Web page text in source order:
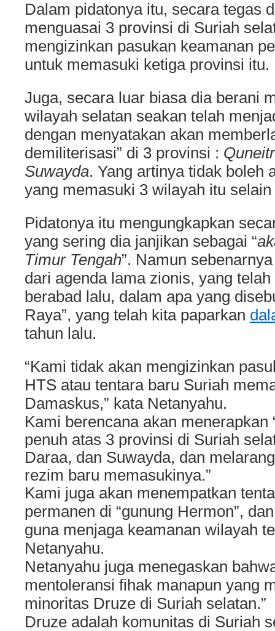
Dalam pidatonya itu, secara tegas
menguasai 3 provinsi di Suriah
mengizinkan pasukan keamanan
untuk memasuki ketiga provinsi itu.
Juga, secara luar biasa dia berani
wilayah selatan seakan telah
dengan menyatakan akan
demiliterisasi” di 3 provinsi :
Suwayda. Yang artinya tidak boleh
yang memasuki 3 wilayah itu
Pidatonya itu mengungkapkan
yang sering dia janjikan sebagai “
Timur Tengah”. Namun
dari agenda lama zionis, yang
berabad lalu, dalam apa yang
Raya”, yang telah kita paparkan
tahun lalu.
“Kami tidak akan mengizinkan
HTS atau tentara baru Suriah
Damaskus,” kata Netanyahu.
Kami berencana akan menerapkan
penuh atas 3 provinsi di Suriah
Daraa, dan Suwayda, dan
rezim baru memasukinya.”
Kami juga akan menempatkan
permanen di “gunung Hermon”,
guna menjaga keamanan wilayah
Netanyahu.
Netanyahu juga menegaskan
mentoleransi fihak manapun yang
minoritas Druze di Suriah selatan.”
Druze adalah komunitas di Suriah